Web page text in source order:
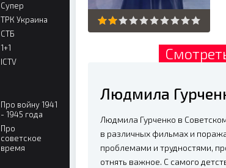
Людмила
Людмила Гурченко в
в различных фильмах и
проблемами и трудностями,
отнять важное. С самого
Супер
ТРК Украина
СТБ
1+1
ICTV
Про войну 1941
- 1945 года
Про
советское
время